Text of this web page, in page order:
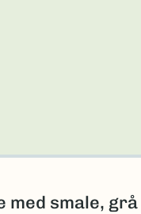
smale, grå